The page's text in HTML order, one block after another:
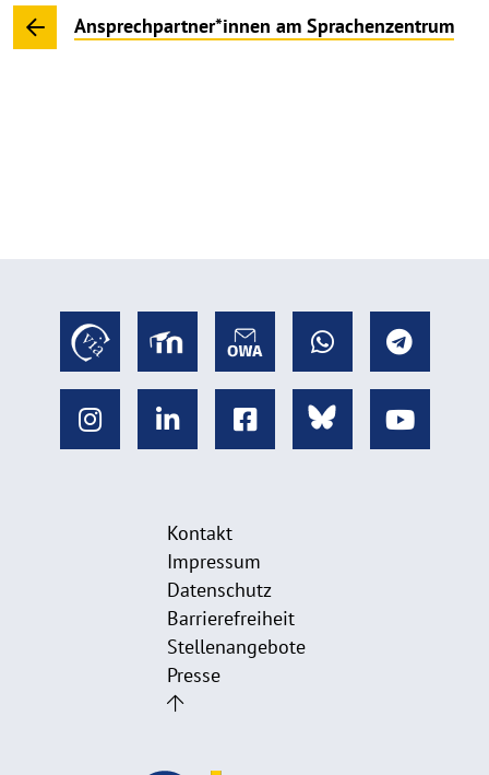
Ansprechpartner*innen am Sprachenzentrum
Kontakt
Impressum
Datenschutz
Barrierefreiheit
Stellenangebote
Presse